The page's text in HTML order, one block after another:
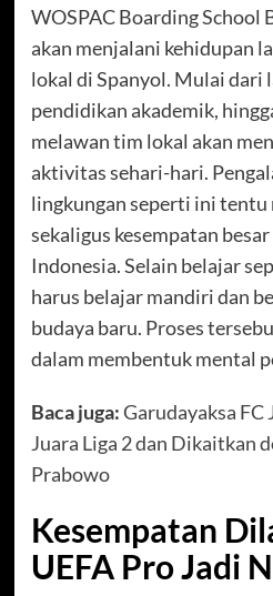
WOSPAC Boarding School
akan menjalani kehidupan
lokal di Spanyol. Mulai dari
pendidikan akademik,
melawan tim lokal akan
aktivitas sehari-hari.
lingkungan seperti ini
sekaligus kesempatan
Indonesia. Selain belajar
harus belajar mandiri dan
budaya baru. Proses
dalam membentuk mental
Baca juga:Garudayaksa FC
Juara Liga 2 dan Dikaitkan
Prabowo
Kesempatan
UEFA Pro Jadi